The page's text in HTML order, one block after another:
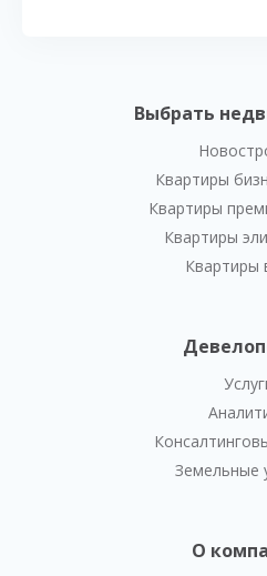
Выбрать
Квартиры
Квартиры
Квартиры
Квартиры
Земельные
О